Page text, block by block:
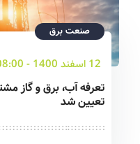
صنعت برق
12 اسفند 1400 - 08:00
تعرفه آب، برق و گاز
تعیین شد